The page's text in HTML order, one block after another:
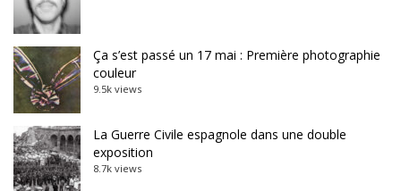
Ça s’est passé un 17 mai : Première photographie
couleur
9.5k views
La Guerre Civile espagnole dans une double
exposition
8.7k views